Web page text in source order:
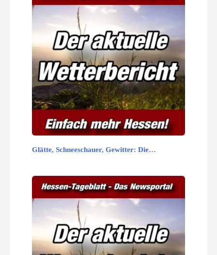
Glätte, Schneeschauer, Gewitter: Die…